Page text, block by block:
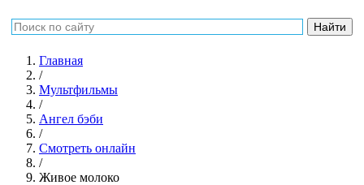
Главная
/
Мультфильмы
/
Ангел бэби
/
Смотреть онлайн
/
Живое молоко